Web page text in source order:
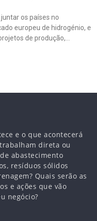
os países no
europeu de hidrogénio, e
de produção,
e o que acontecerá
direta ou
abastecimento
resíduos sólidos
Quais serão as
e ações que vão
negócio?